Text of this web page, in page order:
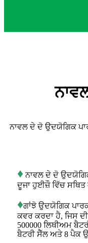
ਨਾਵਲ ਦੇ ਦੋ ਉਦਯੋਗਿਕ
♦ ਨਾਵਲ ਦੇ ਦੋ
ਦੂਜਾ ਹੁਈਜ਼ੌ ਵਿੱਚ ਸਥਿਤ
♦ਗਾਂਝੋ ਉਦਯੋਗਿਕ
ਕਵਰ ਕਰਦਾ ਹੈ, ਜਿਸ
500000 ਲਿਥੀਅਮ
ਬੈਟਰੀ ਸੈੱਲ ਅਤੇ 8 ਪੈਕ